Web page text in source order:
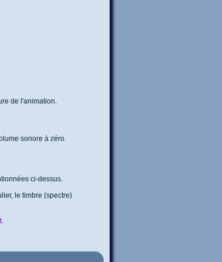
de l'animation.
sonore à zéro.
ci-dessus.
le timbre (spectre)